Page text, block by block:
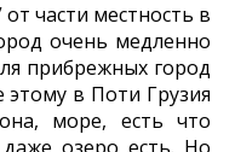
части местность в
очень медленно
прибрежных город
этому в Поти Грузия
море, есть что